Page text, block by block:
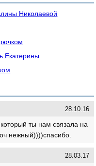
Николаевой
Екатерины
28.10.16
ты нам связала на
нежный))))спасибо.
28.03.17